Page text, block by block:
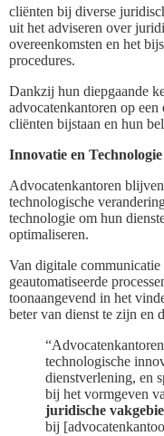
cliënten bij diverse
uit het adviseren over
overeenkomsten en het
procedures.
Dankzij hun diepgaande
advocatenkantoren op
cliënten bijstaan en hun
Innovatie en Technologie
Advocatenkantoren
technologische
technologie om hun
optimaliseren.
Van digitale
geautomatiseerde
toonaangevend in het
beter van dienst te zijn en
technologische
dienstverlening, en
bij het vormgeven
juridische
bij